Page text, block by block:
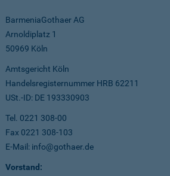
BarmeniaGothaer AG
Arnoldiplatz 1
50969 Köln
Amtsgericht Köln
Handelsregisternummer HRB 62211
USt.-ID: DE 193330903
Tel. 0221 308-00
Fax 0221 308-103
E-Mail: info@gothaer.de
Vorstand: